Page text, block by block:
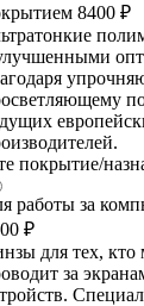
8400 ₽
покрытие/
работы за
₽
для тех, кто
за